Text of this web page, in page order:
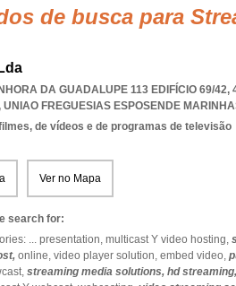
de busca para
DA GUADALUPE 113 EDIFÍCIO 69/
UNIAO FREGUESIAS ESPOSENDE
de vídeos e de programas de televisão
Ver no Mapa
search for:
... presentation, multicast Y video hosting,
online, video player solution, embed video,
streaming media solutions, hd streaming,